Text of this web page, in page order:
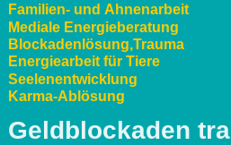
Familien- und Ahnenarbeit
Mediale Energieberatung
Blockadenlösung,Trauma
Energiearbeit für Tiere
Seelenentwicklung
Karma-Ablösung
Geldblockaden